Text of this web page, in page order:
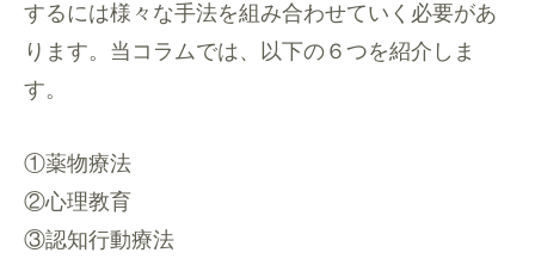
するには様々な手法を組み合わせていく必要があ
ります。当コラムでは、以下の６つを紹介しま
す。
①薬物療法
②心理教育
③認知行動療法